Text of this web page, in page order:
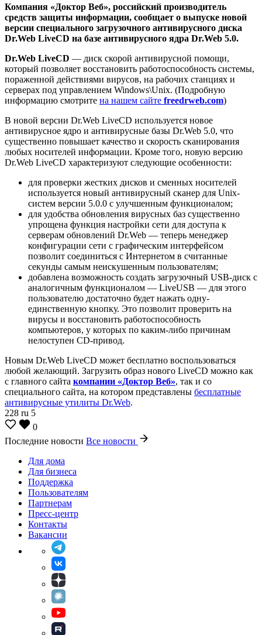
Компания «Доктор Веб», российский производитель
средств защиты информации, сообщает о выпуске новой
версии специального загрузочного антивирусного диска
Dr.Web LiveCD на базе антивирусного ядра Dr.Web 5.0.
Dr.Web LiveCD — диск скорой антивирусной помощи,
который позволяет восстановить работоспособность системы,
пораженной действиями вирусов, на рабочих станциях и
серверах под управлением Windows\Unix. (Подробную
информацию смотрите на нашем сайте freedrweb.com)
В новой версии Dr.Web LiveCD используется новое
антивирусное ядро и антивирусные базы Dr.Web 5.0, что
существенно повышает качество и скорость сканирования
любых носителей информации. Кроме того, новую версию
Dr.Web LiveCD характеризуют следующие особенности:
для проверки жестких дисков и сменных носителей
используется новый антивирусный сканер для Unix-
систем версии 5.0.0 с улучшенным функционалом;
для удобства обновления вирусных баз существенно
упрощена функция настройки сети для доступа к
серверам обновлений Dr.Web — теперь менеджер
конфигурации сети с графическим интерфейсом
позволит соединиться с Интернетом в считанные
секунды самым неискушенным пользователям;
добавлена возможность создать загрузочный USB-диск с
аналогичным функционалом — LiveUSB — для этого
пользователю достаточно будет нажать одну-
единственную кнопку. Это позволит проверить на
вирусы и восстановить работоспособность
компьютеров, у которых по каким-либо причинам
нелоступен CD-привод.
Новым Dr.Web LiveCD может бесплатно воспользоваться
любой желающий. Загрузить образ нового LiveCD можно как
с главного сайта компании «Доктор Веб», так и со
специального сайта, на котором представлены бесплатные
антивирусные утилиты Dr.Web.
228 ru 5
0
Последние новости Все новости
Для дома
Для бизнеса
Поддержка
Пользователям
Партнерам
Пресс-центр
Контакты
Вакансии